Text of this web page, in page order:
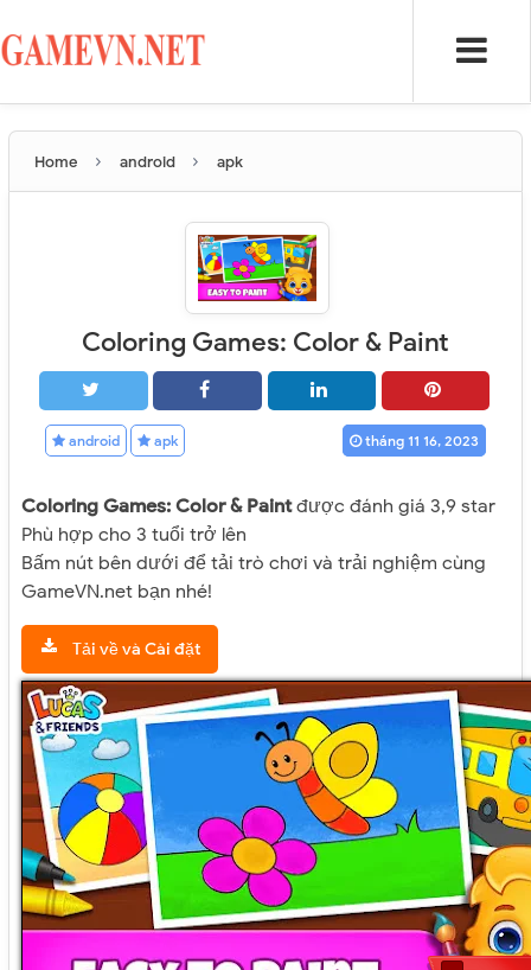
Home › android › apk
Coloring Games: Color & Paint
android apk tháng 11 16, 2023
Coloring Games: Color & Paintđược đánh giá 3,9 star
Phù hợp cho 3 tuổi trở lên
Bấm nút bên dưới để tải trò chơi và trải nghiệm cùng
GameVN.net bạn nhé!
Tải về và Cài đặt